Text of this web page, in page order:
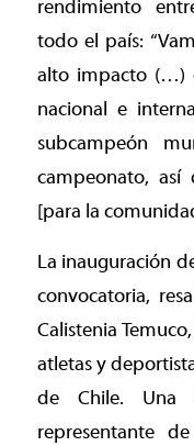
rendimiento
todo el país:
alto impacto (…)
nacional e
subcampeón
campeonato,
[para la
La inauguración
convocatoria,
Calistenia
atletas y
de Chile. Una
representante